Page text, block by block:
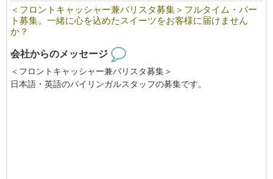
＜フロントキャッシャー兼バリスタ募集＞フルタイム・パー
ト募集。一緒に心を込めたスイーツをお客様に届けません
か？
会社からのメッセージ
＜フロントキャッシャー兼バリスタ募集＞
日本語・英語のバイリンガルスタッフの募集です。